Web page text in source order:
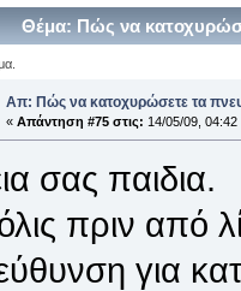
Θέμα: Πώς να
Απ: Πώς να κατοχυρώσετε τα
« Απάντηση #75 στις: 14/05/09, 04:42
σας παιδια.
πριν από
για